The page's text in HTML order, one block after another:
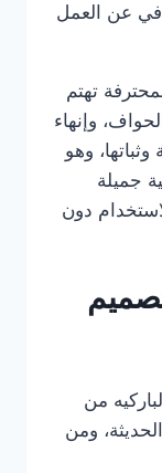
عن العمل
تهتم
وإنهاء
وهو
جميلة
دون
من
ومن